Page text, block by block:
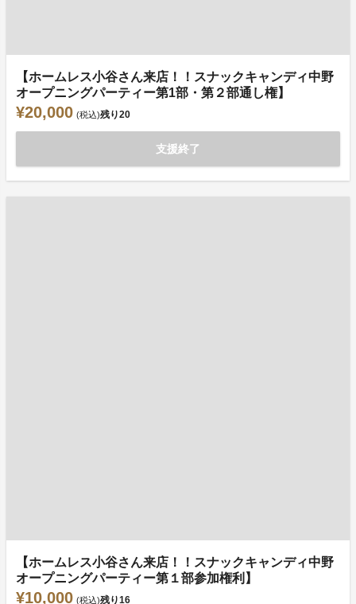
【ホームレス小谷さん来店！！スナックキャンディ中野
オープニングパーティー第1部・第２部通し権】
¥20,000 (税込)残り20
支援終了
【ホームレス小谷さん来店！！スナックキャンディ中野
オープニングパーティー第１部参加権利】
¥10,000 (税込)残り16